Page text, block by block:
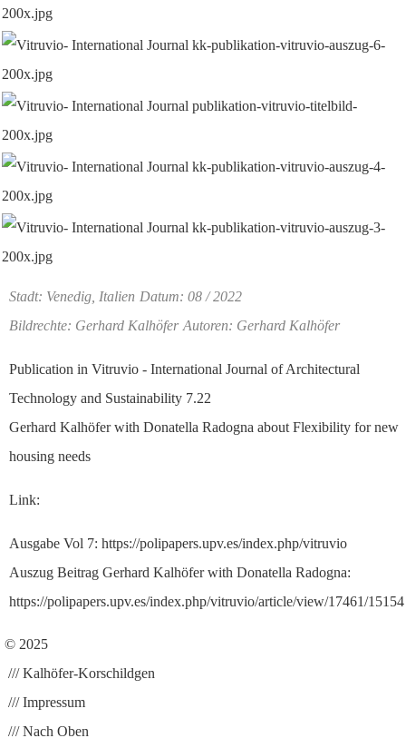
Stadt: Venedig, Italien Datum: 08 / 2022
Bildrechte: Gerhard Kalhöfer Autoren: Gerhard Kalhöfer
Publication in Vitruvio - International Journal of Architectural
Technology and Sustainability 7.22
Gerhard Kalhöfer with Donatella Radogna about Flexibility for new
housing needs
Link:
Ausgabe Vol 7: https://polipapers.upv.es/index.php/vitruvio
Auszug Beitrag Gerhard Kalhöfer with Donatella Radogna:
https://polipapers.upv.es/index.php/vitruvio/article/view/17461/15154
© 2025
/// Kalhöfer-Korschildgen
/// Impressum
/// Nach Oben